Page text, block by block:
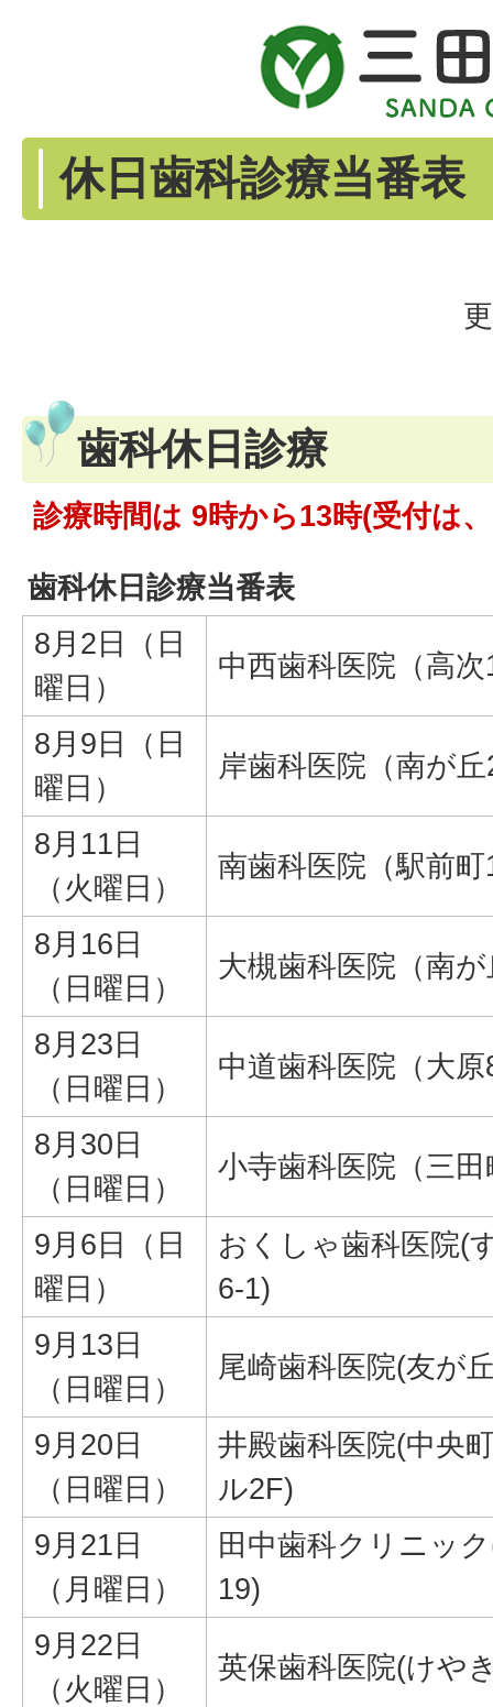
休日歯科診療当番表
歯科休日診療
診療時間は 9時から13時(受付は
歯科休日診療当番表
8月2日（日
曜日）
中西歯科医院（高
8月9日（日
曜日）
岸歯科医院（南が
8月11日
（火曜日）
南歯科医院（駅前
8月16日
（日曜日）
大槻歯科医院（南
8月23日
（日曜日）
中道歯科医院（大
8月30日
（日曜日）
小寺歯科医院（三
9月6日（日
曜日）
おくしゃ歯科医院(
6-1)
9月13日
（日曜日）
尾崎歯科医院(友が
9月20日
（日曜日）
井殿歯科医院(中央
ル2F)
9月21日
（月曜日）
田中歯科クリニッ
19)
9月22日
（火曜日）
英保歯科医院(けや